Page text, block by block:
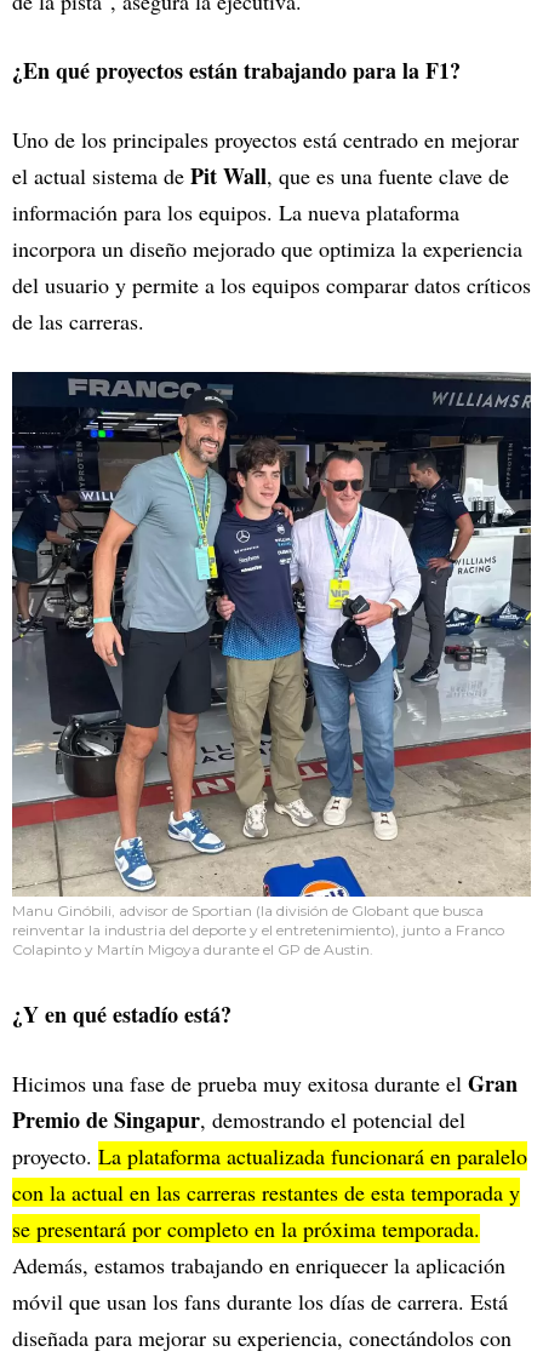
¿En qué proyectos están trabajando para la F1?
Uno de los principales proyectos está centrado en mejorar
el actual sistema de Pit Wall, que es una fuente clave de
información para los equipos. La nueva plataforma
incorpora un diseño mejorado que optimiza la experiencia
del usuario y permite a los equipos comparar datos críticos
de las carreras.
Manu Ginóbili, advisor de Sportian (la división de Globant que busca
reinventar la industria del deporte y el entretenimiento), junto a Franco
Colapinto y Martín Migoya durante el GP de Austin.
¿Y en qué estadío está?
Hicimos una fase de prueba muy exitosa durante el Gran
Premio de Singapur, demostrando el potencial del
proyecto. La plataforma actualizada funcionará en paralelo
con la actual en las carreras restantes de esta temporada y
se presentará por completo en la próxima temporada.
Además, estamos trabajando en enriquecer la aplicación
móvil que usan los fans durante los días de carrera. Está
diseñada para mejorar su experiencia, conectándolos con